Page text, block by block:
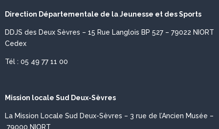
Direction Départementale de la Jeunesse et des Sports
DDJS des Deux Sèvres – 15 Rue Langlois BP 527 – 79022 NIORT
Cedex
Tél : 05 49 77 11 00
Mission locale Sud Deux-Sèvres
La Mission Locale Sud Deux-Sèvres – 3 rue de l’Ancien Musée –
79000 NIORT